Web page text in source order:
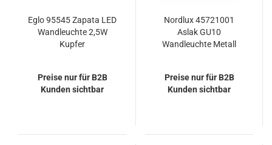
Eglo 95545 Zapata LED
Wandleuchte 2,5W
Kupfer
Preise nur für B2B
Kunden sichtbar
Nordlux 45721001
Aslak GU10
Wandleuchte Metall
Preise nur für B2B
Kunden sichtbar